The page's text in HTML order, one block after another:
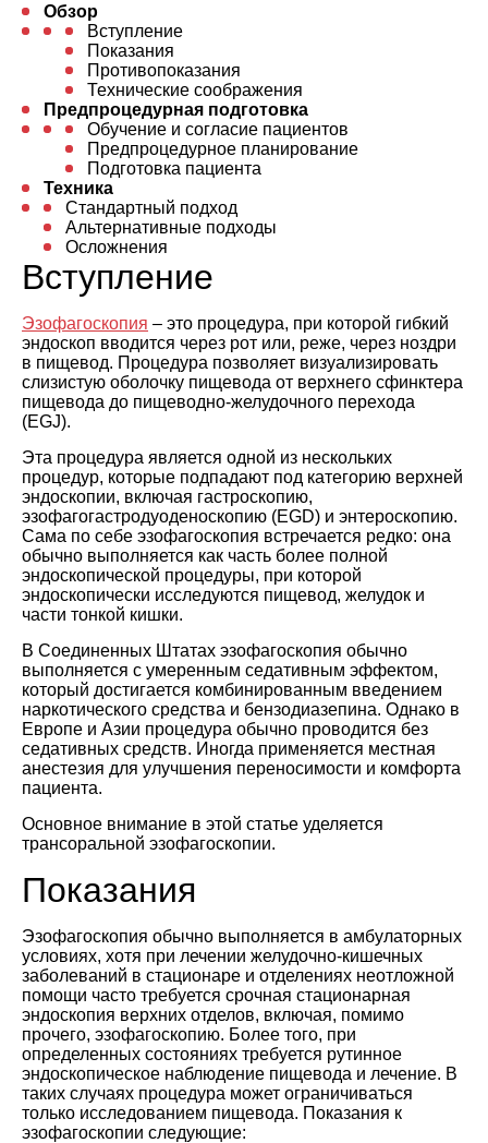
Обзор
Вступление
Показания
Противопоказания
Технические соображения
Предпроцедурная подготовка
Обучение и согласие пациентов
Предпроцедурное планирование
Подготовка пациента
Техника
Стандартный подход
Альтернативные подходы
Осложнения
Вступление
Эзофагоскопия – это процедура, при которой гибкий
эндоскоп вводится через рот или, реже, через ноздри
в пищевод. Процедура позволяет визуализировать
слизистую оболочку пищевода от верхнего сфинктера
пищевода до пищеводно-желудочного перехода
(EGJ).
Эта процедура является одной из нескольких
процедур, которые подпадают под категорию верхней
эндоскопии, включая гастроскопию,
эзофагогастродуоденоскопию (EGD) и энтероскопию.
Сама по себе эзофагоскопия встречается редко: она
обычно выполняется как часть более полной
эндоскопической процедуры, при которой
эндоскопически исследуются пищевод, желудок и
части тонкой кишки.
В Соединенных Штатах эзофагоскопия обычно
выполняется с умеренным седативным эффектом,
который достигается комбинированным введением
наркотического средства и бензодиазепина. Однако в
Европе и Азии процедура обычно проводится без
седативных средств. Иногда применяется местная
анестезия для улучшения переносимости и комфорта
пациента.
Основное внимание в этой статье уделяется
трансоральной эзофагоскопии.
Показания
Эзофагоскопия обычно выполняется в амбулаторных
условиях, хотя при лечении желудочно-кишечных
заболеваний в стационаре и отделениях неотложной
помощи часто требуется срочная стационарная
эндоскопия верхних отделов, включая, помимо
прочего, эзофагоскопию. Более того, при
определенных состояниях требуется рутинное
эндоскопическое наблюдение пищевода и лечение. В
таких случаях процедура может ограничиваться
только исследованием пищевода. Показания к
эзофагоскопии следующие: